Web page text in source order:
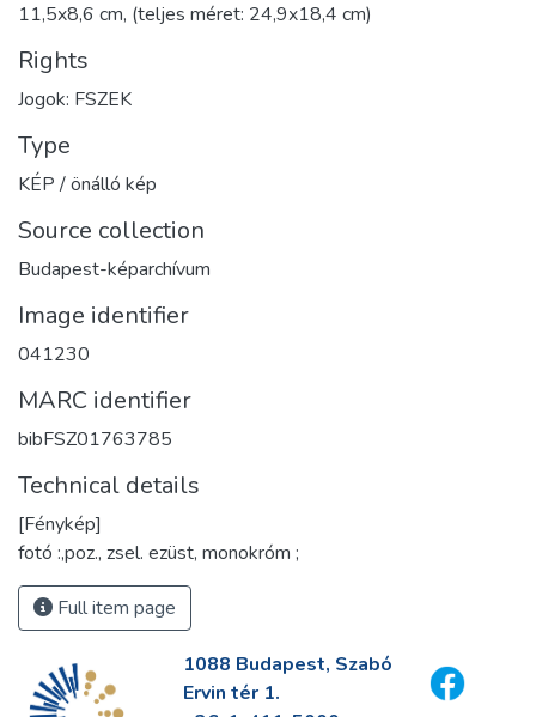
11,5x8,6 cm, (teljes méret: 24,9x18,4 cm)
Rights
Jogok: FSZEK
Type
KÉP / önálló kép
Source collection
Budapest-képarchívum
Image identifier
041230
MARC identifier
bibFSZ01763785
Technical details
[Fénykép]
fotó :,poz., zsel. ezüst, monokróm ;
Full item page
1088 Budapest, Szabó
Ervin tér 1.